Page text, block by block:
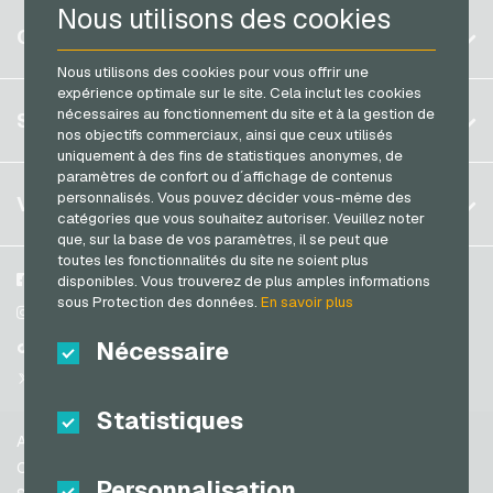
Nous utilisons des cookies
Nous utilisons des cookies pour vous offrir une
expérience optimale sur le site. Cela inclut les cookies
nécessaires au fonctionnement du site et à la gestion de
nos objectifs commerciaux, ainsi que ceux utilisés
uniquement à des fins de statistiques anonymes, de
paramètres de confort ou d´affichage de contenus
personnalisés. Vous pouvez décider vous-même des
catégories que vous souhaitez autoriser. Veuillez noter
que, sur la base de vos paramètres, il se peut que
toutes les fonctionnalités du site ne soient plus
disponibles. Vous trouverez de plus amples informations
sous Protection des données.En savoir plus
Nécessaire
Statistiques
Saturn Cartes cadeaux
Shell Cartes cadeaux
Spotify Premium Cartes cadeaux
Thalia Cartes cadeaux
TikTok Cartes cadeaux
toom Cartes cadeaux
Wolt Cartes cadeaux
World of Sweets Cartes cadeaux
Wunschgutschein Cartes cadeaux
Zalando Cartes cadeaux
Razer Gold Cartes de paiement
Transcash Cartes de paiement
Belgique
Allemagne (DE)
Allemagne (EN)
France
Italie
Pays-bas
Autriche
Portugal
Suisse (DE)
Suisse (IT)
COMPTE
S´inscrire
S´inscrire
Mon panier
SERVICE
FAQ
Méthodes de paiement
Conditions generales&Droit de retour
Protection des données
VGO-SHOP
A propos de nous
Partenaires
Facebook
Instagram
TikTok
Aide
Conditions generales